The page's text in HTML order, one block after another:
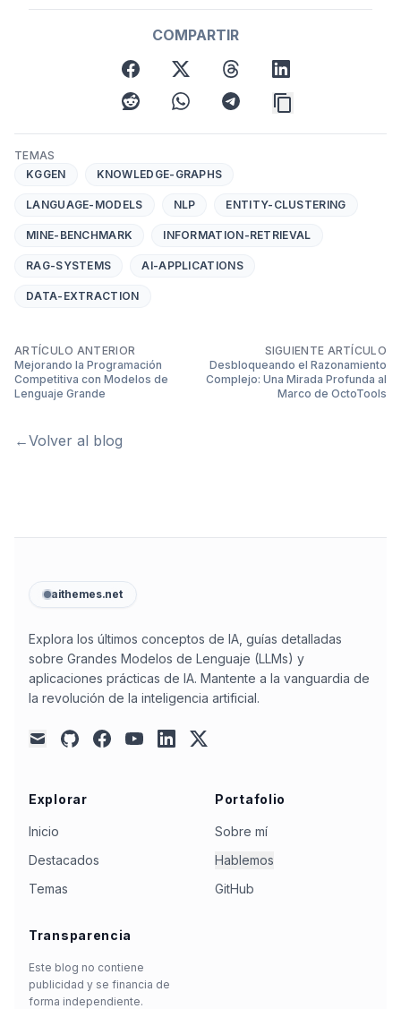
COMPARTIR
facebook
x threads linkedin
reddit whatsapptelegram
TEMAS
KGGEN
KNOWLEDGE-GRAPHS
LANGUAGE-MODELS NLP ENTITY-CLUSTERING
MINE-BENCHMARK INFORMATION-RETRIEVAL
RAG-SYSTEMS AI-APPLICATIONS
DATA-EXTRACTION
ARTÍCULO ANTERIOR
Mejorando la Programación
Competitiva con Modelos de
Lenguaje Grande
SIGUIENTE ARTÍCULO
Desbloqueando el Razonamiento
Complejo: Una Mirada Profunda al
Marco de OctoTools
←Volver al blog
aithemes.net
Explora los últimos conceptos de IA, guías detalladas
sobre Grandes Modelos de Lenguaje (LLMs) y
aplicaciones prácticas de IA. Mantente a la vanguardia de
la revolución de la inteligencia artificial.
mail
githubfacebookyoutubelinkedin
x
Explorar
Inicio
Destacados
Temas
Portafolio
Sobre mí
Hablemos
GitHub
Transparencia
Este blog no contiene
publicidad y se financia de
forma independiente.